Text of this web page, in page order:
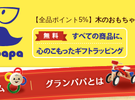
【全品ポイント5%】 木のおもちゃ